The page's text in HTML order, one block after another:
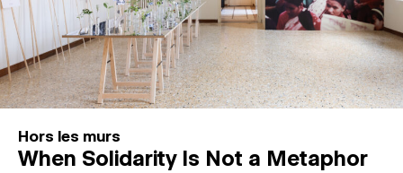
Hors les murs
When Solidarity Is Not a Metaphor